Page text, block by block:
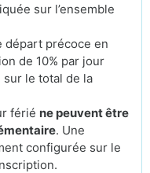
sur l’ensemble
départ précoce en
de 10% par jour
sur le total de la
férié ne peuvent être
. Une
configurée sur le